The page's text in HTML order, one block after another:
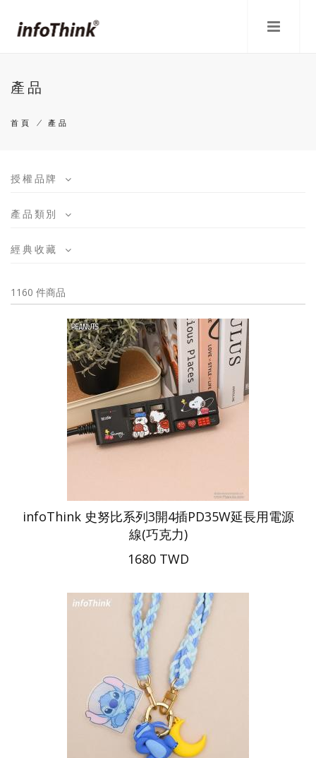
產品
航
結
首頁 / 產品
授權品牌
產品類別
經典收藏
1160 件商品
infoThink 史努比系列3開4插PD35W延長用電源
線(巧克力)
1680 TWD